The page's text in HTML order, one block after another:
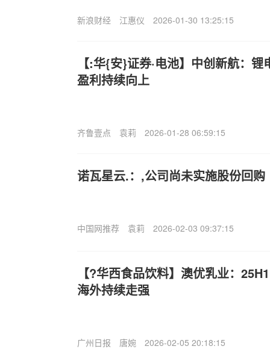
新浪财经 江惠仪 2026-01-30 13:25:15
【:华{安}证券·电池】中创新航：
盈利持续向上
齐鲁壹点 袁莉 2026-01-28 06:59:15
诺瓦星云.：,公司尚未实施股份回购
中国网推荐 袁莉 2026-02-03 09:37:15
【?华西食品饮料】澳优乳业：
海外持续走强
广州日报 唐婉 2026-02-05 20:18:15